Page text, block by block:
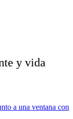
y vida